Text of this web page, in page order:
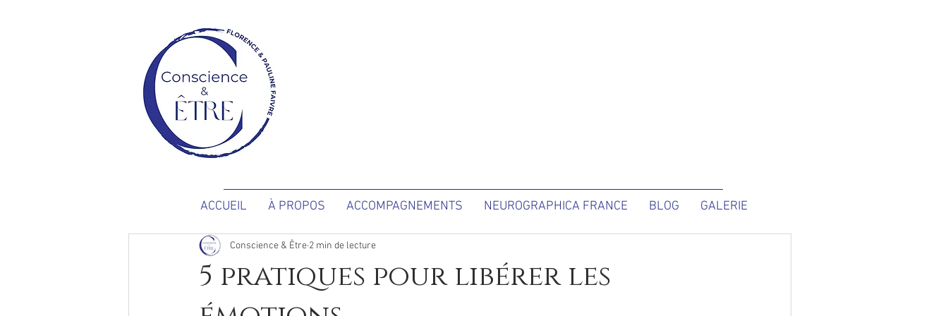
ACCUEIL À PROPOS ACCOMPAGNEMENTS NEUROGRAPHICA FRANCE BLOG GALERIE
5 pratiques pour libérer les
Conscience & Être 2 min de lecture